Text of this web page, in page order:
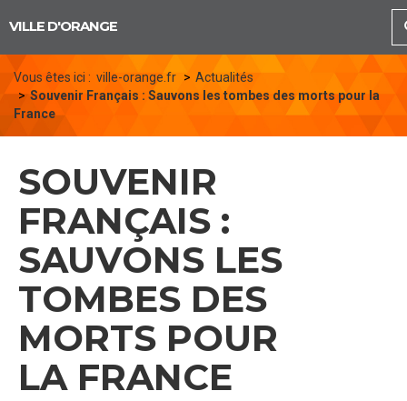
VILLE D'ORANGE
Vous êtes ici : ville-orange.fr
Actualités
Souvenir Français : Sauvons les tombes des morts pour la
France
SOUVENIR
FRANÇAIS :
SAUVONS LES
TOMBES DES
MORTS POUR
LA FRANCE